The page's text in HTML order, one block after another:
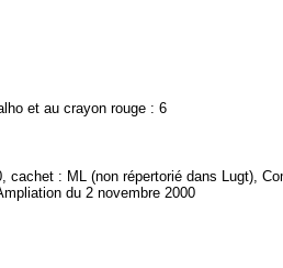
et au crayon rouge : 6
cachet : ML (non répertorié dans Lugt),
du 2 novembre 2000